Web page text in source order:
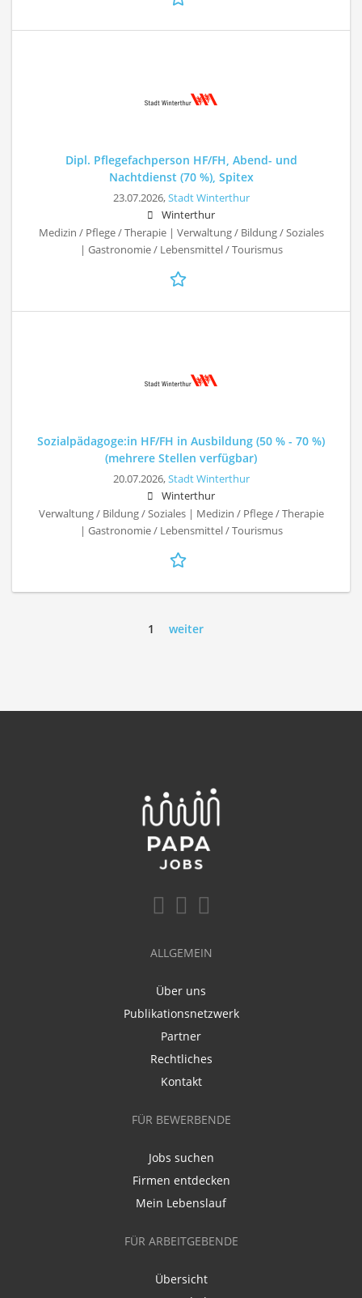
Dipl. Pflegefachperson HF/FH, Abend- und
Nachtdienst (70 %), Spitex
23.07.2026,Stadt Winterthur
Winterthur
Medizin / Pflege / Therapie | Verwaltung / Bildung / Soziales
| Gastronomie / Lebensmittel / Tourismus
Sozialpädagoge:in HF/FH in Ausbildung (50 % - 70 %)
(mehrere Stellen verfügbar)
20.07.2026,Stadt Winterthur
Winterthur
Verwaltung / Bildung / Soziales | Medizin / Pflege / Therapie
| Gastronomie / Lebensmittel / Tourismus
1 weiter
ALLGEMEIN
Über uns
Publikationsnetzwerk
Partner
Rechtliches
Kontakt
FÜR BEWERBENDE
Jobs suchen
Firmen entdecken
Mein Lebenslauf
FÜR ARBEITGEBENDE
Übersicht